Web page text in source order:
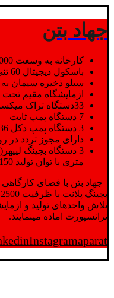
جهاد بتن
کارخانه به وسعت 20000 متر مربع
باسکول دیجیتال 60 تنی استاندارد
سیلو ذخیره سیمان به مقدار
ازمایشگاه مقیم تحت
33دستگاه تراک میکسر
7 دستگاه پمپ ثابت
3 دستگاه پمپ دکل 36-42-52 متری
دارای مجوز تردد در
متری با توان تولید 150 متر مکعب در ساعت)
جهاد بتن با فضای
تلاش واحدهای تولید و
ترانسپورت اماده مینمایند.
Instagramaparat